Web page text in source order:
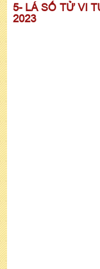
5- LÁ SỐ TỬ VI
2023